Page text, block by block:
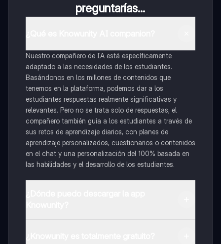
preguntarías...
Nuestro compañero de IA está específicamente
adaptado a las necesidades de los estudiantes.
Basándonos en los millones de contenidos que
tenemos en la plataforma, podemos dar a los
estudiantes respuestas realmente significativas y
relevantes. Pero no se trata solo de respuestas, el
compañero también guía a los estudiantes a través de
sus retos de aprendizaje diarios, con planes de
aprendizaje personalizados, cuestionarios o contenidos
en el chat y una personalización del 100% basada en
las habilidades y el desarrollo de los estudiantes.